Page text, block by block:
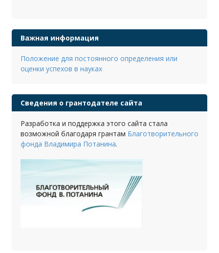
Важная информация
Положение для постоянного определения или
оценки успехов в науках
Сведения о грантодателе сайта
Разработка и поддержка этого сайта стала
возможной благодаря грантам Благотворительного
фонда Владимира Потанина.